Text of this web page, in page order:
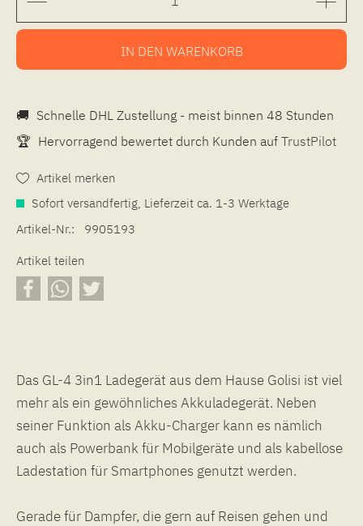
IN DEN WARENKORB
🚚 Schnelle DHL Zustellung - meist binnen 48 Stunden
🏆 Hervorragend bewertet durch Kunden auf TrustPilot
Artikel merken
Sofort versandfertig, Lieferzeit ca. 1-3 Werktage
Artikel-Nr.:
9905193
Artikel teilen
Das GL-4 3in1 Ladegerät aus dem Hause Golisi ist viel
mehr als ein gewöhnliches Akkuladegerät. Neben
seiner Funktion als Akku-Charger kann es nämlich
auch als Powerbank für Mobilgeräte und als kabellose
Ladestation für Smartphones genutzt werden.
Gerade für Dampfer, die gern auf Reisen gehen und